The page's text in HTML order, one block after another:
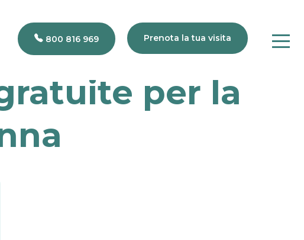
800 816 969 Prenota la tua visita
per la